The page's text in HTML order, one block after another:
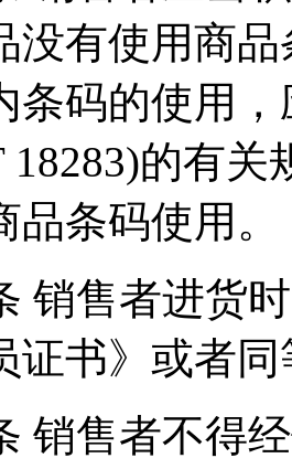
没有使用商
条码的使用
18283)的有
品条码使用
销售者进货
证书》或者
销售者不得